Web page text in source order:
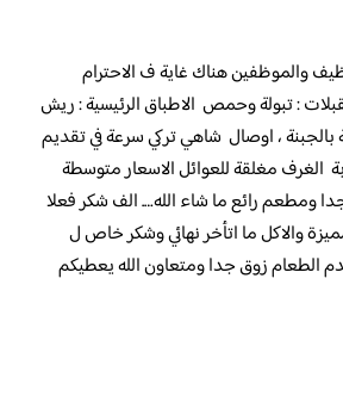
والموظفين هناك غاية ف الاحترام
: تبولة وحمص الاطباق الرئيسية : ريش
بالجبنة ، اوصال شاهي تركي سرعة في تقديم
الغرف مغلقة للعوائل الاسعار متوسطة
ومطعم رائع ما شاء الله…. الف شكر فعلا
والاكل ما اتأخر نهائي وشكر خاص ل
الطعام زوق جدا ومتعاون الله يعطيكم